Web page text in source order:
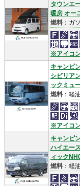
タウンエ
暖房 オー
燃料：ガ
※アイコ
キャンピ
シビリア
ックミュ
燃料：軽
※アイコ
キャンピ
ハイエー
ィック
燃料：軽